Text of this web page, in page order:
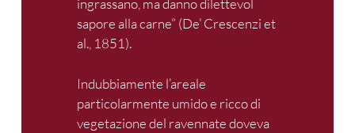
ingrassano, ma danno dilettevol
sapore alla carne” (De’ Crescenzi et
al., 1851).
Indubbiamente l’areale
particolarmente umido e ricco di
vegetazione del ravennate doveva